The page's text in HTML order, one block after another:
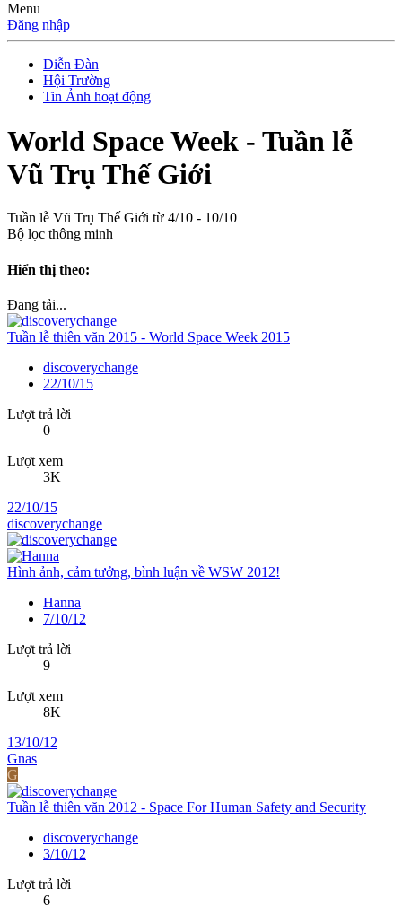
Menu
Đăng nhập
Diễn Đàn
Hội Trường
Tin Ảnh hoạt động
World Space Week - Tuần lễ
Vũ Trụ Thế Giới
Tuần lễ Vũ Trụ Thế Giới từ 4/10 - 10/10
Bộ lọc thông minh
Hiển thị theo:
Đang tải...
Tuần lễ thiên văn 2015 - World Space Week 2015
discoverychange
22/10/15
Lượt trả lời
0
Lượt xem
3K
22/10/15
discoverychange
Hình ảnh, cảm tưởng, bình luận về WSW 2012!
Hanna
7/10/12
Lượt trả lời
9
Lượt xem
8K
13/10/12
Gnas
G
Tuần lễ thiên văn 2012 - Space For Human Safety and Security
discoverychange
3/10/12
Lượt trả lời
6